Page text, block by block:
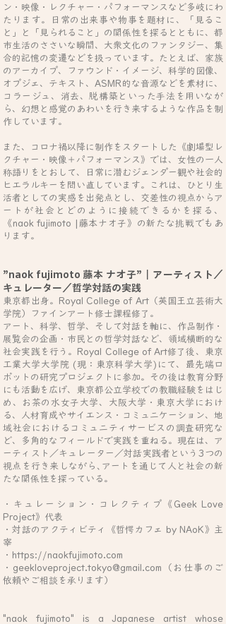
ン・映像・レクチャー・パフォーマンスなど多岐にわ
たります。日常の出来事や物事を題材に、「見るこ
と」と「見られること」の関係性を探るとともに、都
市生活のささいな瞬間、大衆文化のファンタジー、集
合的記憶の変遷などを扱っています。たとえば、 家族
のアーカイブ、ファウンド・イメージ、科学的図像、
オブジェ、テキスト、ASMR的な音源などを素材に、
コラージュ、消去、脱構築といった手法を用いなが
ら、幻想と感覚のあわいを行き来するような作品を制
作しています。
また、コロナ禍以降に制作をスタートした《劇場型レ
クチャー・映像＋パフォーマンス》では、女性の一人
称語りをとおして、日常に潜むジェンダー観や社会的
ヒエラルキーを問い直しています。これは、ひとり生
活者としての実感を出発点とし、交差性の視点からア
ートが社会とどのように接続できるかを探る、
《naok fujimoto |藤本ナオ子》の新たな挑戦でもあ
ります。
”naok fujimoto 藤本 ナオ子”｜アーティスト／
キュレーター／哲学対話の実践
東京都出身。Royal College of Art（英国王立芸術大
学院）ファインアート修士課程修了。
アート、科学、哲学、そして対話を軸に、作品制作・
展覧会の企画・市民との哲学対話など、領域横断的な
社会実践を行う。Royal College of Art修了後、東京
工業大学大学院 (現：東京科学大学)にて、最先端ロ
ボットの研究プロジェクトに参加。その後は教育分野
にも活動を広げ、東京都公立学校での教職経験をはじ
め、お茶の水女子大学、大阪大学・東京大学におけ
る、人材育成やサイエンス・コミュニケーション、地
域社会におけるコミュニティサービスの調査研究な
ど、多角的なフィールドで実践を重ねる。現在は、ア
ーティスト／キュレーター／対話実践者という3つの
視点を行き来しながら､アートを通じて人と社会の新
たな関係性を探っている。
・キュレーション・コレクティブ《Geek Love
Project》代表
・対話のアクティビティ《哲愕カフェ by NAoK》主
宰​
・
https://naokfujimoto.com
・ geekloveproject.tokyo@gmail.com
（お仕事のご
依頼やご相談を承ります）
"naok fujimoto" is a Japanese artist whose